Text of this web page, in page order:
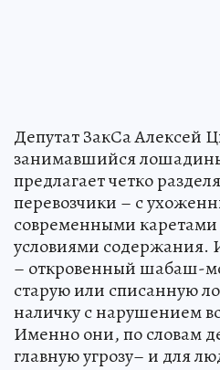
Депутат ЗакСа Алексей
занимавшийся
предлагает четко
перевозчики – с
современными
условиями содержания.
– откровенный шабаш-
старую или списанную
наличку с нарушением
Именно они, по словам
главную угрозу– и для